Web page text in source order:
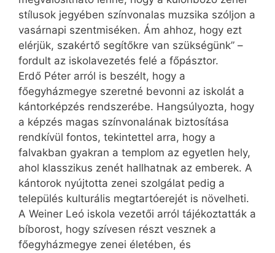
stílusok jegyében színvonalas muzsika szóljon a
vasárnapi szentmiséken. Ám ahhoz, hogy ezt
elérjük, szakértő segítőkre van szükségünk” –
fordult az iskolavezetés felé a főpásztor.
Erdő Péter arról is beszélt, hogy a
főegyházmegye szeretné bevonni az iskolát a
kántorképzés rendszerébe. Hangsúlyozta, hogy
a képzés magas színvonalának biztosítása
rendkívül fontos, tekintettel arra, hogy a
falvakban gyakran a templom az egyetlen hely,
ahol klasszikus zenét hallhatnak az emberek. A
kántorok nyújtotta zenei szolgálat pedig a
település kulturális megtartóerejét is növelheti.
A Weiner Leó iskola vezetői arról tájékoztatták a
bíborost, hogy szívesen részt vesznek a
főegyházmegye zenei életében, és